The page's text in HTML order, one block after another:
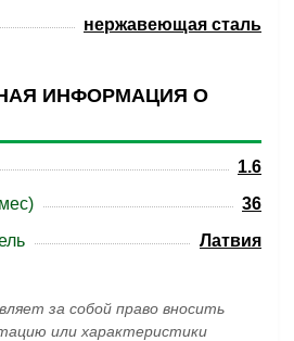
нержавеющая сталь
ИНФОРМАЦИЯ О
1.6
36
Латвия
за собой право вносить
или характеристики